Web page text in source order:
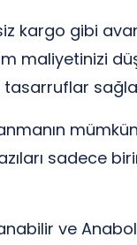
kargo gibi
maliyetinizi
tasarruflar
mümkün
sadece
ve